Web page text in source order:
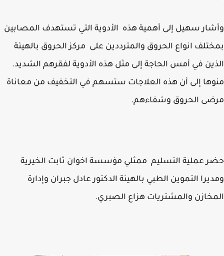
سهيل إلى أهمية هذه الأدوية التي تستهدف المصابين
انواع الحروق والمترددين على مركز الحروق بالهيئة
في أمس الحاجة إلى مثل هذه الأدوية لفقرهم الشديد.
إلى أن هذه العلاجات ستسهم في التخفيف من معاناة
الحروق وشفاءهم.
عملية التسليم ممثلي مؤسسة اخوان ثابت الخيرية
التموين الطبي بالهيئة الدكتور عادل جبران وإدارة
والمشتريات هزاع الصبري.